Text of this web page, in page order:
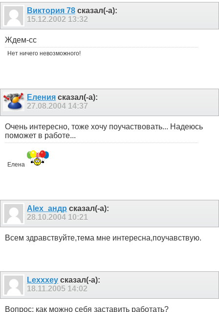
Виктория 78 сказал(-а):
15.12.2002 13:32
Ждем-сс
Нет ничего невозможного!
Еления сказал(-а):
27.08.2004 14:37
Очень интересно, тоже хочу поучаствовать... Надеюсь
поможет в работе...
Елена
Alex_андр сказал(-а):
28.10.2004 10:21
Всем здравствуйте,тема мне интересна,поучавствую.
Lexxxey сказал(-а):
18.11.2005 14:02
Вопрос: как можно себя заставить работать?